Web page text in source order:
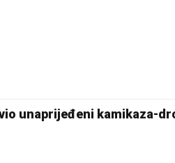
unaprijeđeni kamikaza-